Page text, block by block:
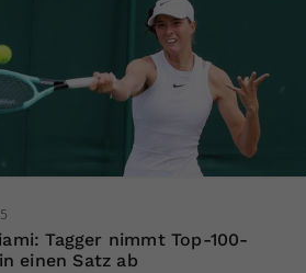
Tagger nimmt Top-100-
einen Satz ab